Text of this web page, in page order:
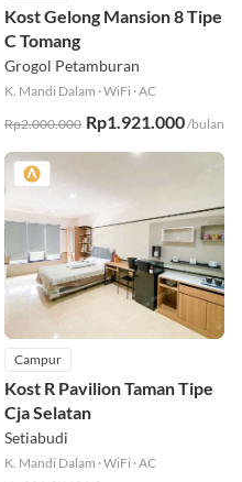
Kost Gelong Mansion 8 Tipe
C Tomang
Grogol Petamburan
K. Mandi Dalam ·WiFi ·AC
Rp2.000.000 Rp1.921.000/bulan
Campur
Kost R Pavilion Taman Tipe
Cja Selatan
Setiabudi
K. Mandi Dalam ·WiFi ·AC